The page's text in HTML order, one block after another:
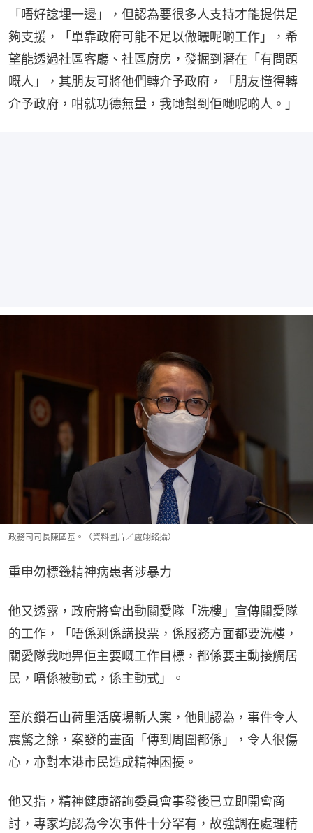
「唔好諗埋一邊」，但認為要很多人支持才能提供足
夠支援，「單靠政府可能不足以做曬呢啲工作」，希
望能透過社區客廳、社區廚房，發掘到潛在「有問題
嘅人」，其朋友可將他們轉介予政府，「朋友懂得轉
介予政府，咁就功德無量，我哋幫到佢哋呢啲人。」
政務司司長陳國基。（資料圖片／盧翊銘攝）
重申勿標籤精神病患者涉暴力
他又透露，政府將會出動關愛隊「洗樓」宣傳關愛隊
的工作，「唔係剩係講投票，係服務方面都要洗樓，
關愛隊我哋畀佢主要嘅工作目標，都係要主動接觸居
民，唔係被動式，係主動式」。
至於鑽石山荷里活廣場斬人案，他則認為，事件令人
震驚之餘，案發的畫面「傳到周圍都係」，令人很傷
心，亦對本港市民造成精神困擾。
他又指，精神健康諮詢委員會事發後已立即開會商
討，專家均認為今次事件十分罕有，故強調在處理精